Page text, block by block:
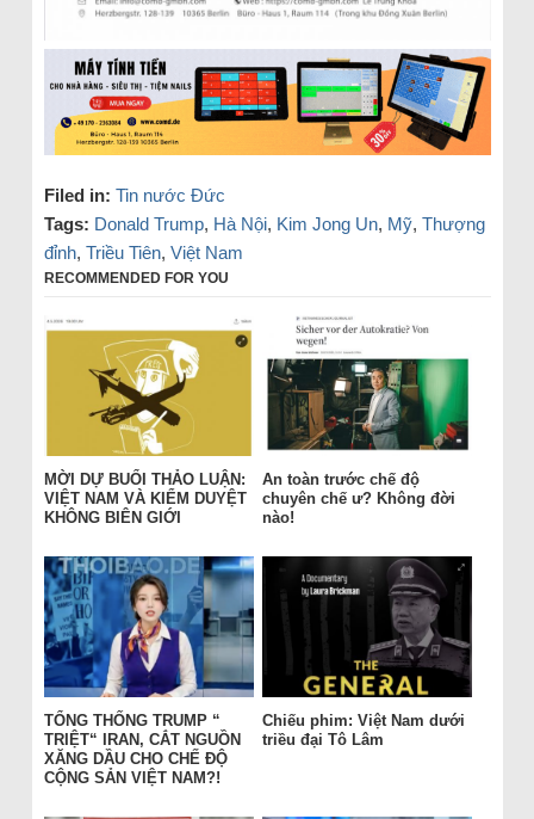
Filed in: Tin nước Đức
Tags: Donald Trump, Hà Nội, Kim Jong Un, Mỹ, Thượng
đỉnh, Triều Tiên, Việt Nam
RECOMMENDED FOR YOU
MỜI DỰ BUỔI THẢO LUẬN:
VIỆT NAM VÀ KIỂM DUYỆT
KHÔNG BIÊN GIỚI
An toàn trước chế độ
chuyên chế ư? Không đời
nào!
TỔNG THỐNG TRUMP “
TRIỆT“ IRAN, CẮT NGUỒN
XĂNG DẦU CHO CHẾ ĐỘ
CỘNG SẢN VIỆT NAM?!
Chiếu phim: Việt Nam dưới
triều đại Tô Lâm